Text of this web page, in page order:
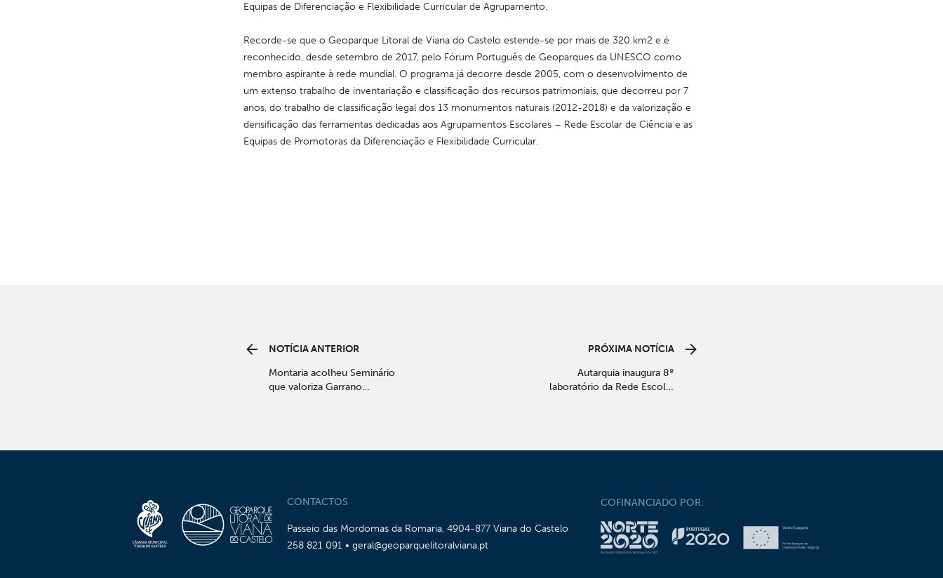
Equipas de Diferenciação e Flexibilidade Curricular de Agrupamento.
Recorde-se que o Geoparque Litoral de Viana do Castelo estende-se por mais de 320 km2 e é
reconhecido, desde setembro de 2017, pelo Fórum Português de Geoparques da UNESCO como
membro aspirante à rede mundial. O programa já decorre desde 2005, com o desenvolvimento de
um extenso trabalho de inventariação e classificação dos recursos patrimoniais, que decorreu por 7
anos, do trabalho de classificação legal dos 13 monumentos naturais (2012-2018) e da valorização e
densificação das ferramentas dedicadas aos Agrupamentos Escolares – Rede Escolar de Ciência e as
Equipas de Promotoras da Diferenciação e Flexibilidade Curricular.
NOTÍCIA ANTERIOR
Montaria acolheu Seminário
que valoriza Garrano
PRÓXIMA NOTÍCIA
Autarquia inaugura 8º
laboratório da Rede Escolar
CONTACTOS
Passeio das Mordomas da Romaria, 4904-877 Viana do Castelo
258 821 091 • geral@geoparquelitoralviana.pt
COFINANCIADO POR: